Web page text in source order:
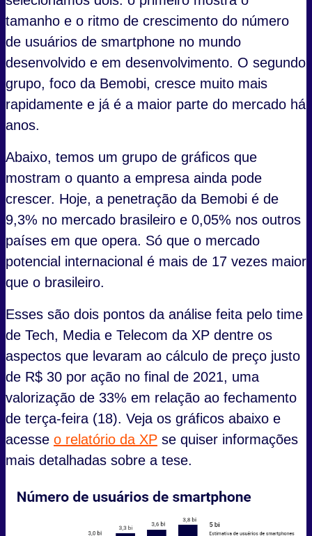
tamanho e o ritmo de crescimento do número
de usuários de smartphone no mundo
desenvolvido e em desenvolvimento. O segundo
grupo, foco da Bemobi, cresce muito mais
rapidamente e já é a maior parte do mercado há
anos.
Abaixo, temos um grupo de gráficos que
mostram o quanto a empresa ainda pode
crescer. Hoje, a penetração da Bemobi é de
9,3% no mercado brasileiro e 0,05% nos outros
países em que opera. Só que o mercado
potencial internacional é mais de 17 vezes maior
que o brasileiro.
Esses são dois pontos da análise feita pelo time
de Tech, Media e Telecom da XP dentre os
aspectos que levaram ao cálculo de preço justo
de R$ 30 por ação no final de 2021, uma
valorização de 33% em relação ao fechamento
de terça-feira (18). Veja os gráficos abaixo e
acesse o relatório da XP se quiser informações
mais detalhadas sobre a tese.